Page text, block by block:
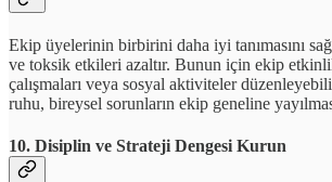
Ekip üyelerinin birbirini daha iyi tanımasını
ve toksik etkileri azaltır. Bunun için ekip
çalışmaları veya sosyal aktiviteler
ruhu, bireysel sorunların ekip geneline
10. Disiplin ve Strateji Dengesi Kurun